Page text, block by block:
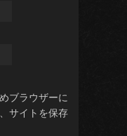
ブラウザーに
サイトを保存